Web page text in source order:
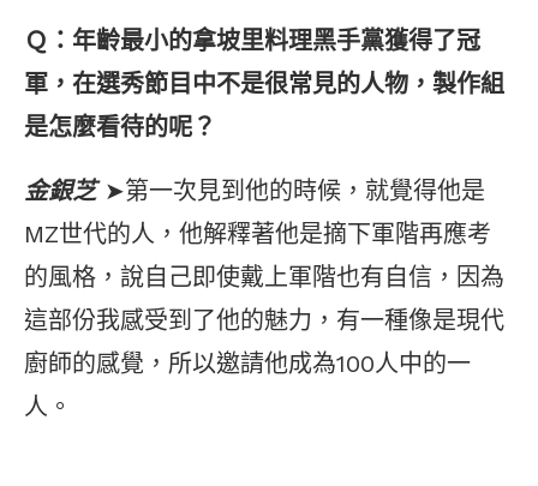
Ｑ：年齡最小的拿坡里料理黑手黨獲得了冠
軍，在選秀節目中不是很常見的人物，製作組
是怎麼看待的呢？
金銀芝➤第一次見到他的時候，就覺得他是
MZ世代的人，他解釋著他是摘下軍階再應考
的風格，說自己即使戴上軍階也有自信，因為
這部份我感受到了他的魅力，有一種像是現代
廚師的感覺，所以邀請他成為100人中的一
人。